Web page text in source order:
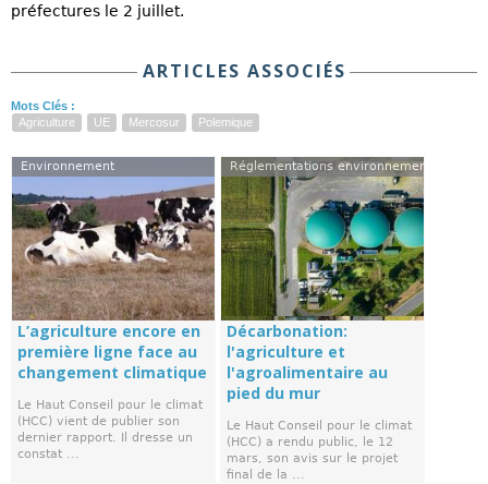
préfectures le 2 juillet.
ARTICLES ASSOCIÉS
Mots Clés :
Agriculture
UE Mercosur Polemique
Environnement
L’agriculture encore en
première ligne face au
changement climatique
Le Haut Conseil pour le climat
(HCC) vient de publier son
dernier rapport. Il dresse un
constat ...
Réglementations environnementales
Décarbonation:
l'agriculture et
l'agroalimentaire au
pied du mur
Le Haut Conseil pour le climat
(HCC) a rendu public, le 12
mars, son avis sur le projet
final de la ...